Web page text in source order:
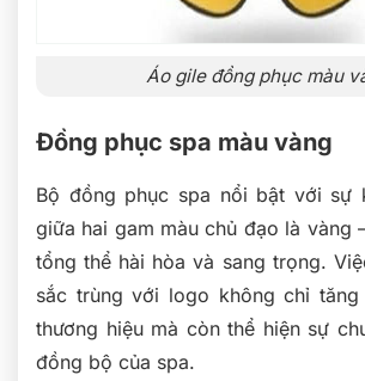
Áo gile đồng phục màu
Đồng phục spa màu vàng
Bộ đồng phục spa nổi bật với sự
giữa hai gam màu chủ đạo là vàng
tổng thể hài hòa và sang trọng.
sắc trùng với logo không chỉ tăng
thương hiệu mà còn thể hiện sự
đồng bộ của spa.